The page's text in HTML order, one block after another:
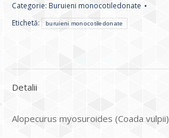
Categorie: Buruieni monocotiledonate
Etichetă:
buruieni monocotiledonate
Detalii
Alopecurus myosuroides (Coada vulpii)